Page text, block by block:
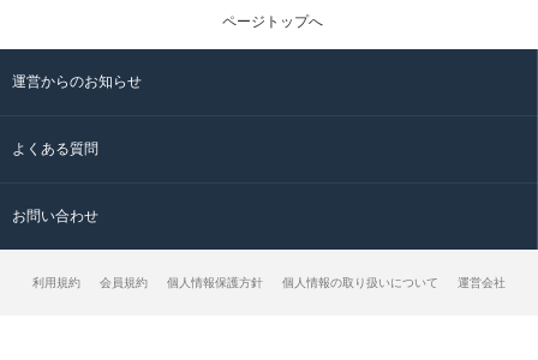
ページトップへ
運営からのお知らせ
よくある質問
お問い合わせ
利用規約 会員規約 個人情報保護方針 個人情報の取り扱いについて 運営会社